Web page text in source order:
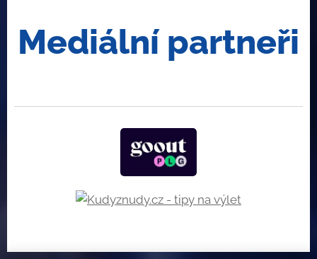
Mediální partneři